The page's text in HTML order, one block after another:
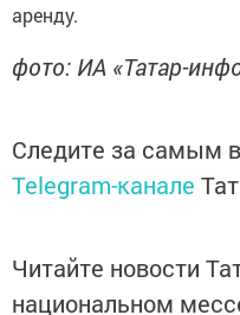
аренду.
фото: ИА «Татар-
Следите за самым
Telegram-канале
Читайте новости
национальном